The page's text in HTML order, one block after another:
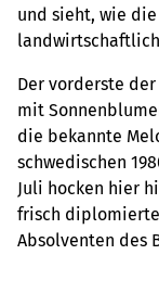
und sieht, wie
Der vorderste der
mit
die bekannte
schwedischen
Juli hocken hier
frisch
Absolventen des